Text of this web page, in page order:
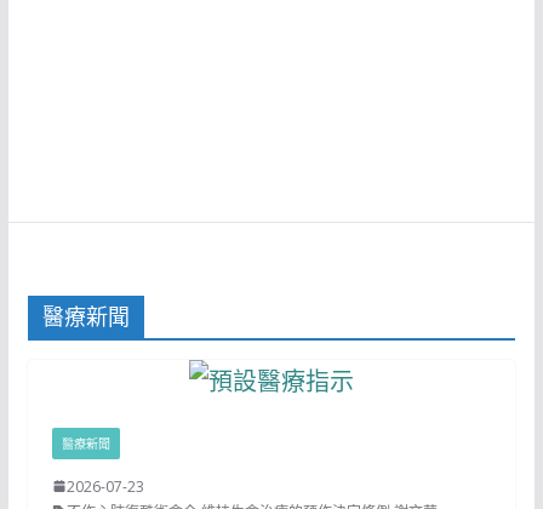
醫療新聞
醫療新聞
2026-07-23